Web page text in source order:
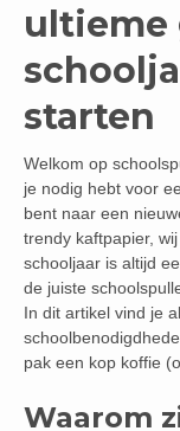
ultieme
starten
Welkom op
je nodig hebt voor
bent naar een
trendy kaftpapier,
schooljaar is altijd
de juiste
In dit artikel vind je
pak een kop koffie
Waarom